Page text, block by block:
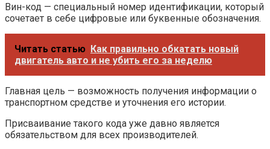
Вин-код — специальный номер идентификации, который
сочетает в себе цифровые или буквенные обозначения.
Читать статью Как правильно обкатать новый
двигатель авто и не убить его за неделю
Главная цель — возможность получения информации о
транспортном средстве и уточнения его истории.
Присваивание такого кода уже давно является
обязательством для всех производителей.